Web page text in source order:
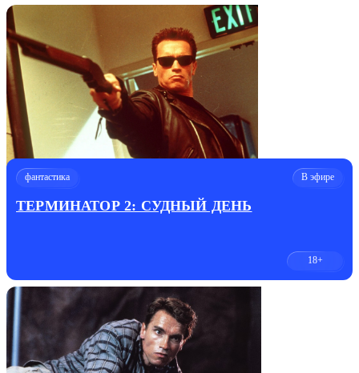
фантастика В эфире
ТЕРМИНАТОР 2: СУДНЫЙ ДЕНЬ
18+